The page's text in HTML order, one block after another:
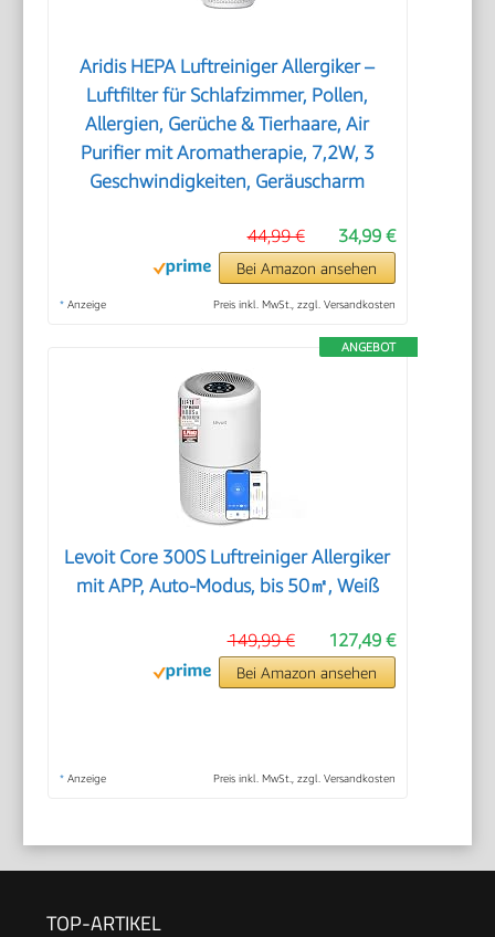
Aridis HEPA Luftreiniger Allergiker –
Luftfilter für Schlafzimmer, Pollen,
Allergien, Gerüche & Tierhaare, Air
Purifier mit Aromatherapie, 7,2W, 3
Geschwindigkeiten, Geräuscharm
34,99 €
44,99 €
Bei Amazon ansehen
* Anzeige Preis inkl. MwSt., zzgl. Versandkosten
ANGEBOT
Levoit Core 300S Luftreiniger Allergiker
mit APP, Auto-Modus, bis 50㎡, Weiß
127,49 €
149,99 €
Bei Amazon ansehen
* Anzeige Preis inkl. MwSt., zzgl. Versandkosten
TOP-ARTIKEL